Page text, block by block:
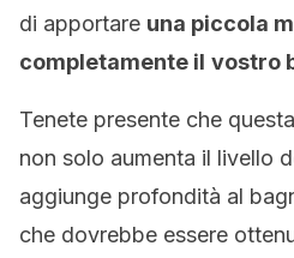
di apportare una piccola
completamente il vostro
Tenete presente che
non solo aumenta il livello
aggiunge profondità al
che dovrebbe essere